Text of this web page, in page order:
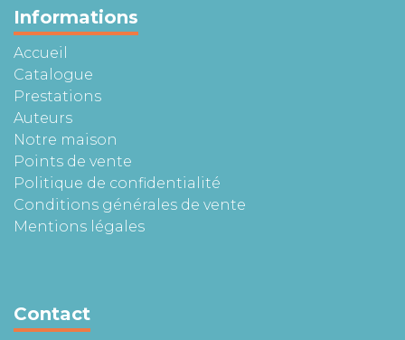
Informations
Accueil
Catalogue
Prestations
Auteurs
Notre maison
Points de vente
Politique de confidentialité
Conditions générales de vente
Mentions légales
Contact